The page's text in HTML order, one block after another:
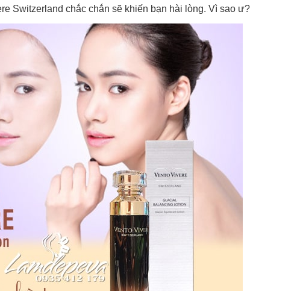
Switzerland chắc chắn sẽ khiến bạn hài lòng. Vì sao ư?